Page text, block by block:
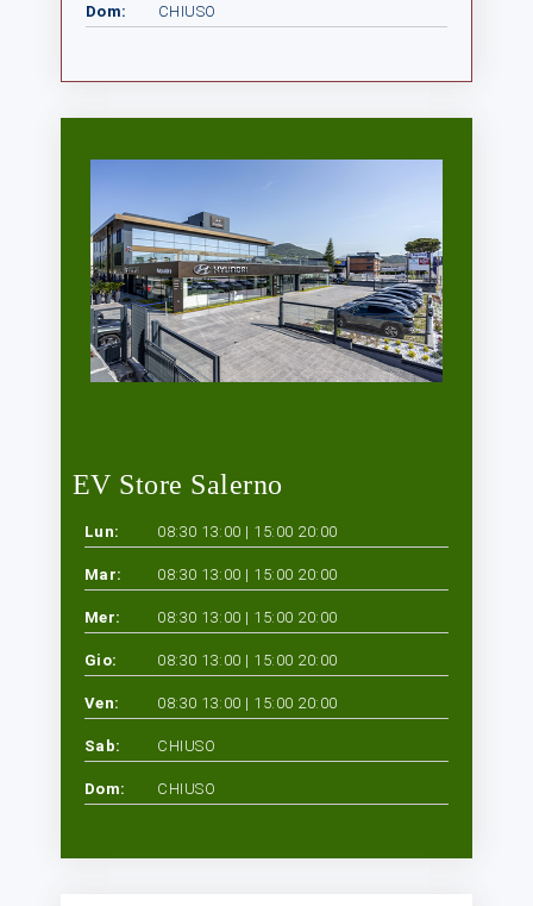
Dom: CHIUSO
EV Store Salerno
Lun: 08:30 13:00 | 15:00 20:00
Mar: 08:30 13:00 | 15:00 20:00
Mer: 08:30 13:00 | 15:00 20:00
Gio: 08:30 13:00 | 15:00 20:00
Ven: 08:30 13:00 | 15:00 20:00
Sab: CHIUSO
Dom: CHIUSO